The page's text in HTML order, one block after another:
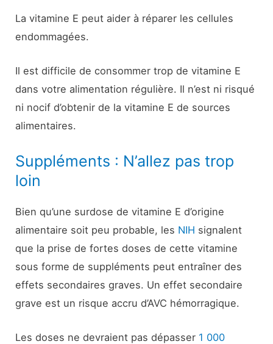
La vitamine E peut aider à réparer les cellules
endommagées.
Il est difficile de consommer trop de vitamine E
dans votre alimentation régulière. Il n’est ni risqué
ni nocif d’obtenir de la vitamine E de sources
alimentaires.
Suppléments : N’allez pas trop
loin
Bien qu’une surdose de vitamine E d’origine
alimentaire soit peu probable, les NIH signalent
que la prise de fortes doses de cette vitamine
sous forme de suppléments peut entraîner des
effets secondaires graves. Un effet secondaire
grave est un risque accru d’AVC hémorragique.
Les doses ne devraient pas dépasser 1 000